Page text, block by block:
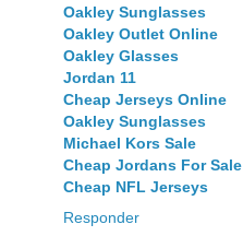
Oakley Sunglasses
Oakley Outlet Online
Oakley Glasses
Jordan 11
Cheap Jerseys Online
Oakley Sunglasses
Michael Kors Sale
Cheap Jordans For Sale
Cheap NFL Jerseys
Responder